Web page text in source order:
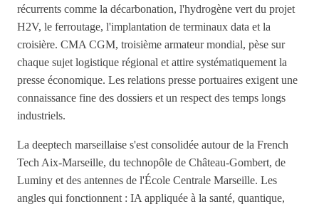
récurrents comme la décarbonation, l'hydrogène vert du projet
H2V, le ferroutage, l'implantation de terminaux data et la
croisière. CMA CGM, troisième armateur mondial, pèse sur
chaque sujet logistique régional et attire systématiquement la
presse économique. Les relations presse portuaires exigent une
connaissance fine des dossiers et un respect des temps longs
industriels.
La deeptech marseillaise s'est consolidée autour de la French
Tech Aix-Marseille, du technopôle de Château-Gombert, de
Luminy et des antennes de l'École Centrale Marseille. Les
angles qui fonctionnent : IA appliquée à la santé, quantique,